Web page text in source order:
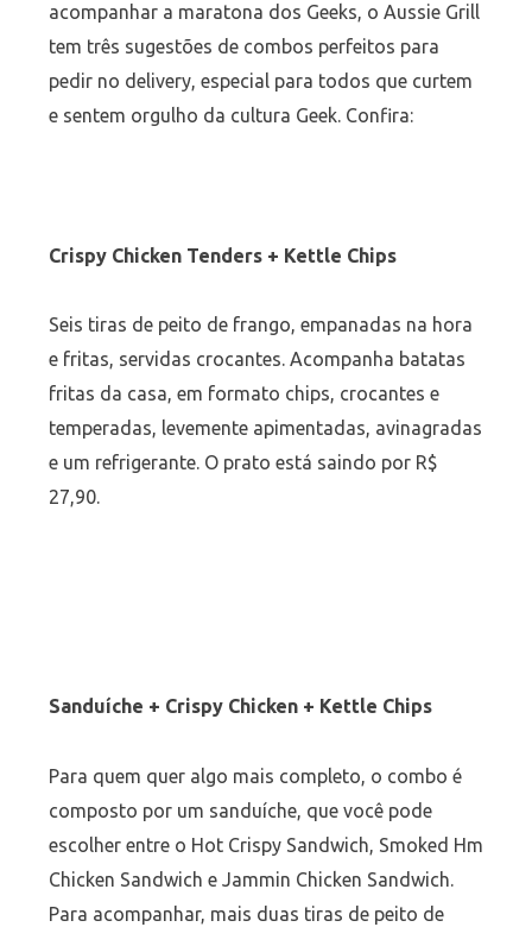
acompanhar a maratona dos Geeks, o Aussie Grill
tem três sugestões de combos perfeitos para
pedir no delivery, especial para todos que curtem
e sentem orgulho da cultura Geek. Confira:
Crispy Chicken Tenders + Kettle Chips
Seis tiras de peito de frango, empanadas na hora
e fritas, servidas crocantes. Acompanha batatas
fritas da casa, em formato chips, crocantes e
temperadas, levemente apimentadas, avinagradas
e um refrigerante. O prato está saindo por R$
27,90.
Sanduíche + Crispy Chicken + Kettle Chips
Para quem quer algo mais completo, o combo é
composto por um sanduíche, que você pode
escolher entre o Hot Crispy Sandwich, Smoked Hm
Chicken Sandwich e Jammin Chicken Sandwich.
Para acompanhar, mais duas tiras de peito de